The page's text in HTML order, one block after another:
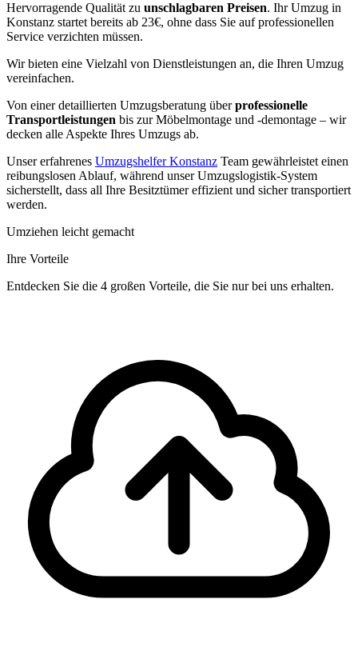
Hervorragende Qualität zu unschlagbaren Preisen. Ihr Umzug in
Konstanz startet bereits ab 23€, ohne dass Sie auf professionellen
Service verzichten müssen.
Wir bieten eine Vielzahl von Dienstleistungen an, die Ihren Umzug
vereinfachen.
Von einer detaillierten Umzugsberatung überprofessionelle
Transportleistungen bis zur Möbelmontage und -demontage – wir
decken alle Aspekte Ihres Umzugs ab.
Unser erfahrenes Umzugshelfer Konstanz Team gewährleistet einen
reibungslosen Ablauf, während unser Umzugslogistik-System
sicherstellt, dass all Ihre Besitztümer effizient und sicher transportiert
werden.
Umziehen leicht gemacht
Ihre Vorteile
Entdecken Sie die 4 großen Vorteile, die Sie nur bei uns erhalten.